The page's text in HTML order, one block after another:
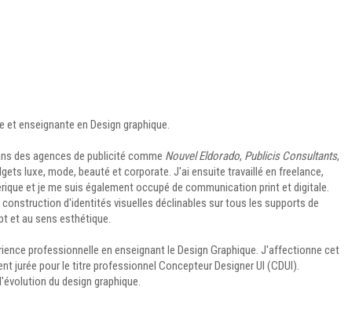
enseignante en Design graphique.
des agences de publicité comme Nouvel Eldorado, Publicis Consultants,
luxe, mode, beauté et corporate. J'ai ensuite travaillé en freelance,
et je me suis également occupé de communication print et digitale.
d'identités visuelles déclinables sur tous les supports de
et au sens esthétique.
professionnelle en enseignant le Design Graphique. J'affectionne cet
jurée pour le titre professionnel Concepteur Designer UI (CDUI).
du design graphique.